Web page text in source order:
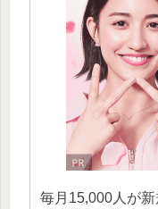
毎月15,000人が